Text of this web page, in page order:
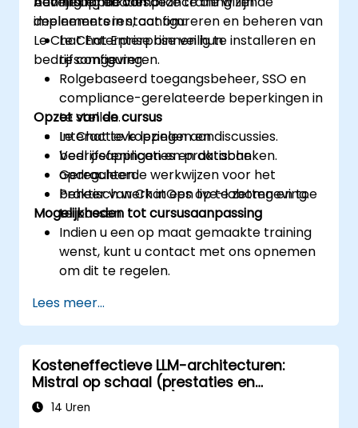
implementeren, configureren en beheren van
Le Chat Enterprise binnen hun
bedrijfsomgeving.
deelnemers in staat om:
Le Chat Enterprise veilig te installeren en
te configureren.
Rolgebaseerd toegangsbeheer, SSO en
compliance-gerelateerde beperkingen in
te stellen.
Le Chat te koppelen aan
bedrijfsapplicaties en databanken.
Gereguleerde werkwijzen voor het
beheer van ChatOps op te zetten en toe
te passen.
Opzet van de cursus
Interactieve lezingen en discussies.
Veel oefeningen en praktische
opdrachten.
Praktisch werk in een live-labomgeving.
Mogelijkheden tot cursusaanpassing
Indien u een op maat gemaakte training
wenst, kunt u contact met ons opnemen
om dit te regelen.
Lees meer...
Kosteneffectieve LLM-architecturen:
Mistral op schaal (prestaties en
kostenoptimalisatie)
14 Uren